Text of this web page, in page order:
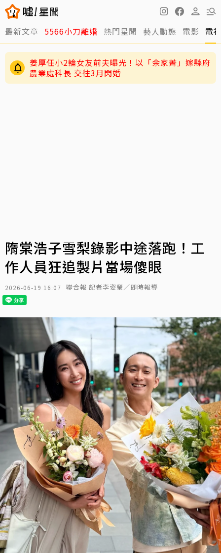
最新文章 5566小刀離婚 熱門星聞 藝人動態 電影 電
姜厚任小2輪女友前夫曝光！以「余家菁」嫁縣府
農業處科長 交往3月閃婚
隋棠浩子雪梨錄影中途落跑！工
作人員狂追製片當場傻眼
2026-06-19 16:07 聯合報 記者李姿瑩／即時報導